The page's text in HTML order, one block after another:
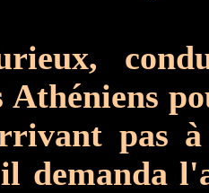
Athéniens
pas à
demanda